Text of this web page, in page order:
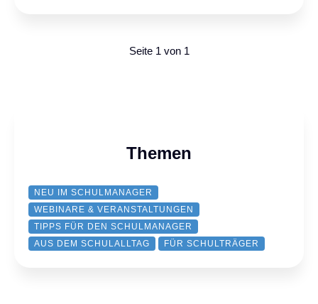
Seite 1 von 1
Themen
NEU IM SCHULMANAGER
WEBINARE & VERANSTALTUNGEN
TIPPS FÜR DEN SCHULMANAGER
AUS DEM SCHULALLTAG
FÜR SCHULTRÄGER